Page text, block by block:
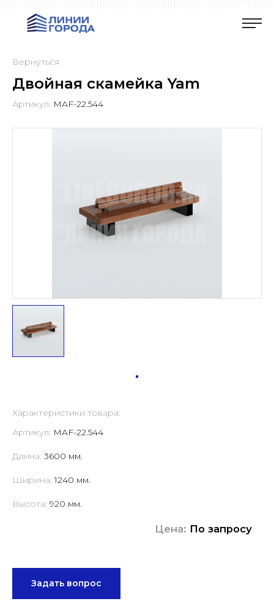
Вернуться
Двойная скамейка Yam
Артикул: MAF-22.544
Характеристики товара:
Артикул: MAF-22.544
Длина: 3600 мм.
Ширина:1240 мм.
Высота: 920 мм.
Цена: По запросу
Задать вопрос